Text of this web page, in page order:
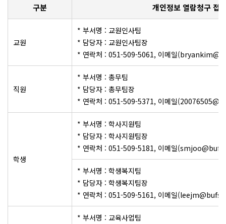
구분 개인정보 열람청구 접
교원
* 부서명 : 교원인사팀
* 담당자 : 교원인사팀장
* 연락처 : 051-509-5061, 이메일
직원
* 부서명 : 총무팀
* 담당자 : 총무팀장
* 연락처 : 051-509-5371, 이메일
학생
* 부서명 : 학사지원팀
* 담당자 : 학사지원팀장
* 연락처 : 051-509-5181, 이메일
* 부서명 : 학생복지팀
* 담당자 : 학생복지팀장
* 연락처 : 051-509-5161, 이메일
* 부서명 : 교육사업팀